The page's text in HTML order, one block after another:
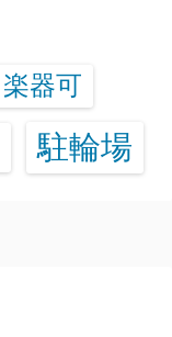
楽器可
駐輪場